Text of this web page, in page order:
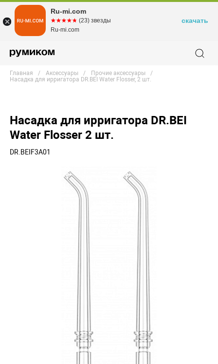
Главная Аксессуары
Прочие аксессуары
Насадка для ирригатора DR.BEI Water Flosser, 2 шт.
Насадка для ирригатора DR.BEI
Water Flosser 2 шт.
DR.BEIF3A01
Ru-mi.com
☆☆☆☆☆
★★★★★ (23) звезды
Ru-mi.com
скачать